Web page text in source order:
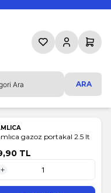
ARA
Favorilerim
HesabımSepetim
gazoz portakal 2.5 lt
TL